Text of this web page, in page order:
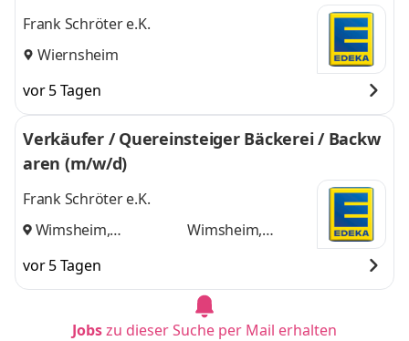
Frank Schröter e.K.
Wiernsheim
vor 5 Tagen
Verkäufer / Quereinsteiger Bäckerei / Backw
aren (m/w/d)
Frank Schröter e.K.
Wimsheim,
Wimsheim,
vor 5 Tagen
Jobszu dieser Suche per Mail erhalten